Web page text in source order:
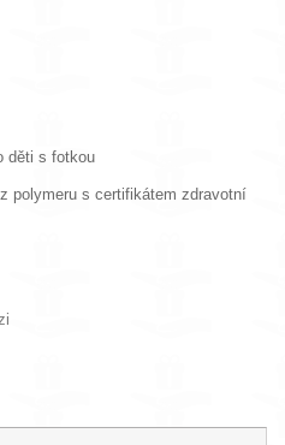
děti s fotkou
polymeru s certifikátem zdravotní